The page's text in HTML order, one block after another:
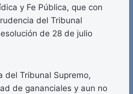
y Fe Pública, que con
del Tribunal
de 28 de julio
del Tribunal Supremo,
de gananciales y aun no